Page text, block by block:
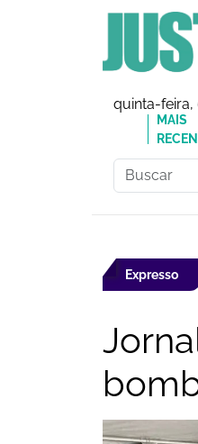
quinta-feira,
MAIS
Expresso